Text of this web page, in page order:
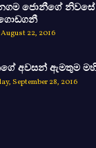
ජොනීගේ නිවසේ
22, 2016
අවසන් ඇමතුම
September 28, 2016